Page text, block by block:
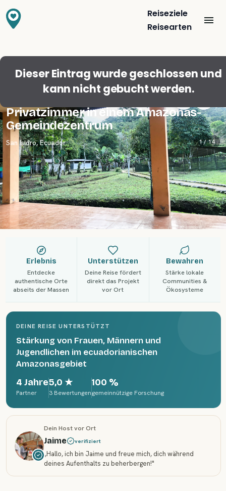
Reiseziele
Reisearten
Dieser Eintrag wurde geschlossen und
kann nicht gebucht werden.
Gästefavorit 5,0(3)
Privatzimmer in einem Amazonas-
Gemeindezentrum
San Isidro,Ecuador 1 /14
Erlebnis
Entdecke
authentische Orte
abseits der Massen
Unterstützen
Deine Reise fördert
direkt das Projekt
vor Ort
Bewahren
Stärke lokale
Communities &
Ökosysteme
DEINE REISE UNTERSTÜTZT
Stärkung von Frauen, Männern und
Jugendlichen im ecuadorianischen
Amazonasgebiet
4 Jahre
Partner
5,0 ★
3 Bewertungen
100 %
gemeinnützige Forschung
Dein Host vor Ort
Jaime verifiziert
„Hallo, ich bin Jaime und freue mich, dich während
deines Aufenthalts zu beherbergen!"